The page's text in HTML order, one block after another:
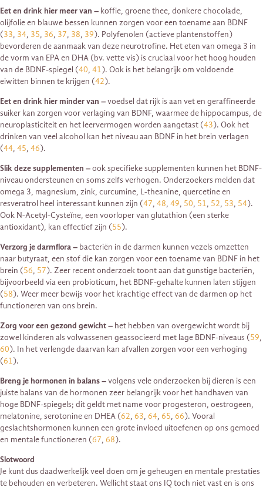
Eet en drink hier meer van – koffie, groene thee, donkere chocolade,
olijfolie en blauwe bessen kunnen zorgen voor een toename aan BDNF
(33, 34, 35, 36, 37, 38, 39). Polyfenolen (actieve plantenstoffen)
bevorderen de aanmaak van deze neurotrofine. Het eten van omega 3 in
de vorm van EPA en DHA (bv. vette vis) is cruciaal voor het hoog houden
van de BDNF-spiegel (40, 41). Ook is het belangrijk om voldoende
eiwitten binnen te krijgen (42).
Eet en drink hier minder van –voedsel dat rijk is aan vet en geraffineerde
suiker kan zorgen voor verlaging van BDNF, waarmee de hippocampus, de
neuroplasticiteit en het leervermogen worden aangetast (43). Ook het
drinken van veel alcohol kan het niveau aan BDNF in het brein verlagen
(44, 45, 46).
Slik deze supplementen –ook specifieke supplementen kunnen het BDNF-
niveau ondersteunen en soms zelfs verhogen. Onderzoekers melden dat
omega 3, magnesium, zink, curcumine, L-theanine, quercetine en
resveratrol heel interessant kunnen zijn (47, 48, 49, 50, 51, 52, 53, 54).
Ook N-Acetyl-Cysteïne, een voorloper van glutathion (een sterke
antioxidant), kan effectief zijn (55).
Verzorg je darmflora – bacteriën in de darmen kunnen vezels omzetten
naar butyraat, een stof die kan zorgen voor een toename van BDNF in het
brein (56, 57). Zeer recent onderzoek toont aan dat gunstige bacteriën,
bijvoorbeeld via een probioticum, het BDNF-gehalte kunnen laten stijgen
(58). Weer meer bewijs voor het krachtige effect van de darmen op het
functioneren van ons brein.
Zorg voor een gezond gewicht – het hebben van overgewicht wordt bij
zowel kinderen als volwassenen geassocieerd met lage BDNF-niveaus (59,
60). In het verlengde daarvan kan afvallen zorgen voor een verhoging
(61).
Breng je hormonen in balans –volgens vele onderzoeken bij dieren is een
juiste balans van de hormonen zeer belangrijk voor het handhaven van
hoge BDNF-spiegels; dit geldt met name voor progesteron, oestrogeen,
melatonine, serotonine en DHEA (62, 63, 64, 65, 66). Vooral
geslachtshormonen kunnen een grote invloed uitoefenen op ons gemoed
en mentale functioneren (67, 68).
Slotwoord
Je kunt dus daadwerkelijk veel doen om je geheugen en mentale prestaties
te behouden en verbeteren. Wellicht staat ons IQ toch niet vast en is ons